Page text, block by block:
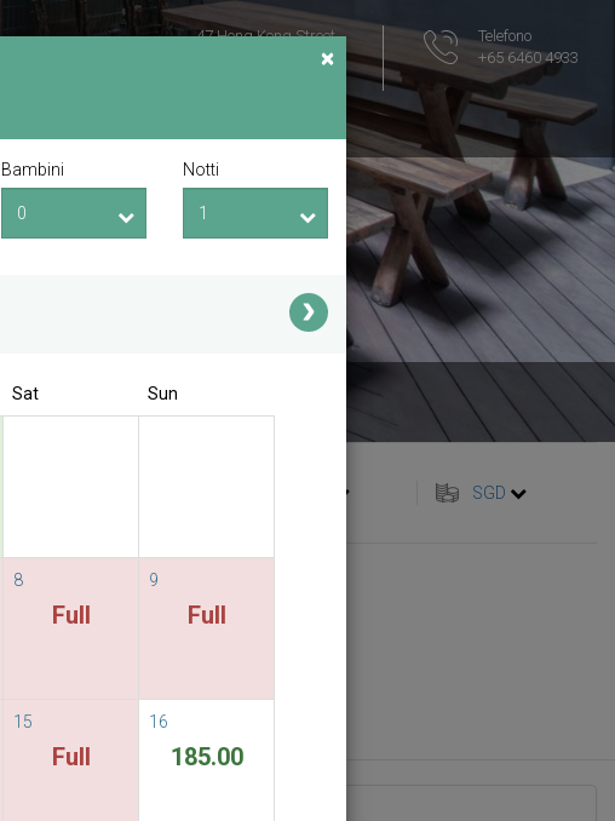
47 Hong Kong Street
Telefono
+65 6460 4933
SGD
×
Bambini Notti
Sat Sun
8
Full
9
Full
15
Full
16
185.00